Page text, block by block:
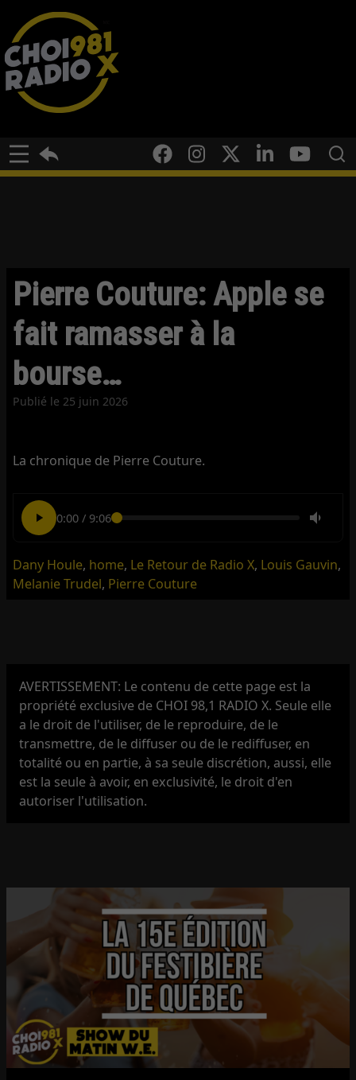
Pierre Couture: Apple se
fait ramasser à la
bourse…
Publié le 25 juin 2026
La chronique de Pierre Couture.
0:00/ 9:06
Dany Houle, home, Le Retour de Radio X, Louis Gauvin,
Melanie Trudel, Pierre Couture
AVERTISSEMENT: Le contenu de cette page est la
propriété exclusive de CHOI 98,1 RADIO X. Seule elle
a le droit de l'utiliser, de le reproduire, de le
transmettre, de le diffuser ou de le rediffuser, en
totalité ou en partie, à sa seule discrétion, aussi, elle
est la seule à avoir, en exclusivité, le droit d'en
autoriser l'utilisation.